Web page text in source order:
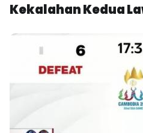
Kekalahan Kedua